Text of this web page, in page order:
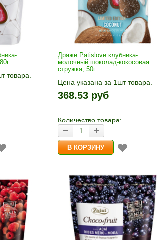
товара.
«+»
Драже Patislove клубника-
молочный шоколад-кокосовая
стружка, 50г
Цена указана за 1шт товара.
1шт прибавляется кнопками «+»
и «-». Выберите нужное
корзину»
368.53 руб
Количество товара: